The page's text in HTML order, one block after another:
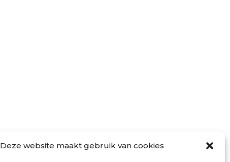
Deze website maakt gebruik van cookies